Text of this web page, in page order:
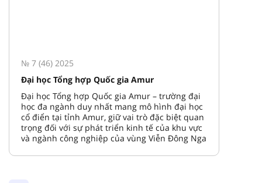
№ 7 (46) 2025
Đại học Tổng hợp Quốc gia Amur
Đại học Tổng hợp Quốc gia Amur – trường đại
học đa ngành duy nhất mang mô hình đại học
cổ điển tại tỉnh Amur, giữ vai trò đặc biệt quan
trọng đối với sự phát triển kinh tế của khu vực
và ngành công nghiệp của vùng Viễn Đông Nga